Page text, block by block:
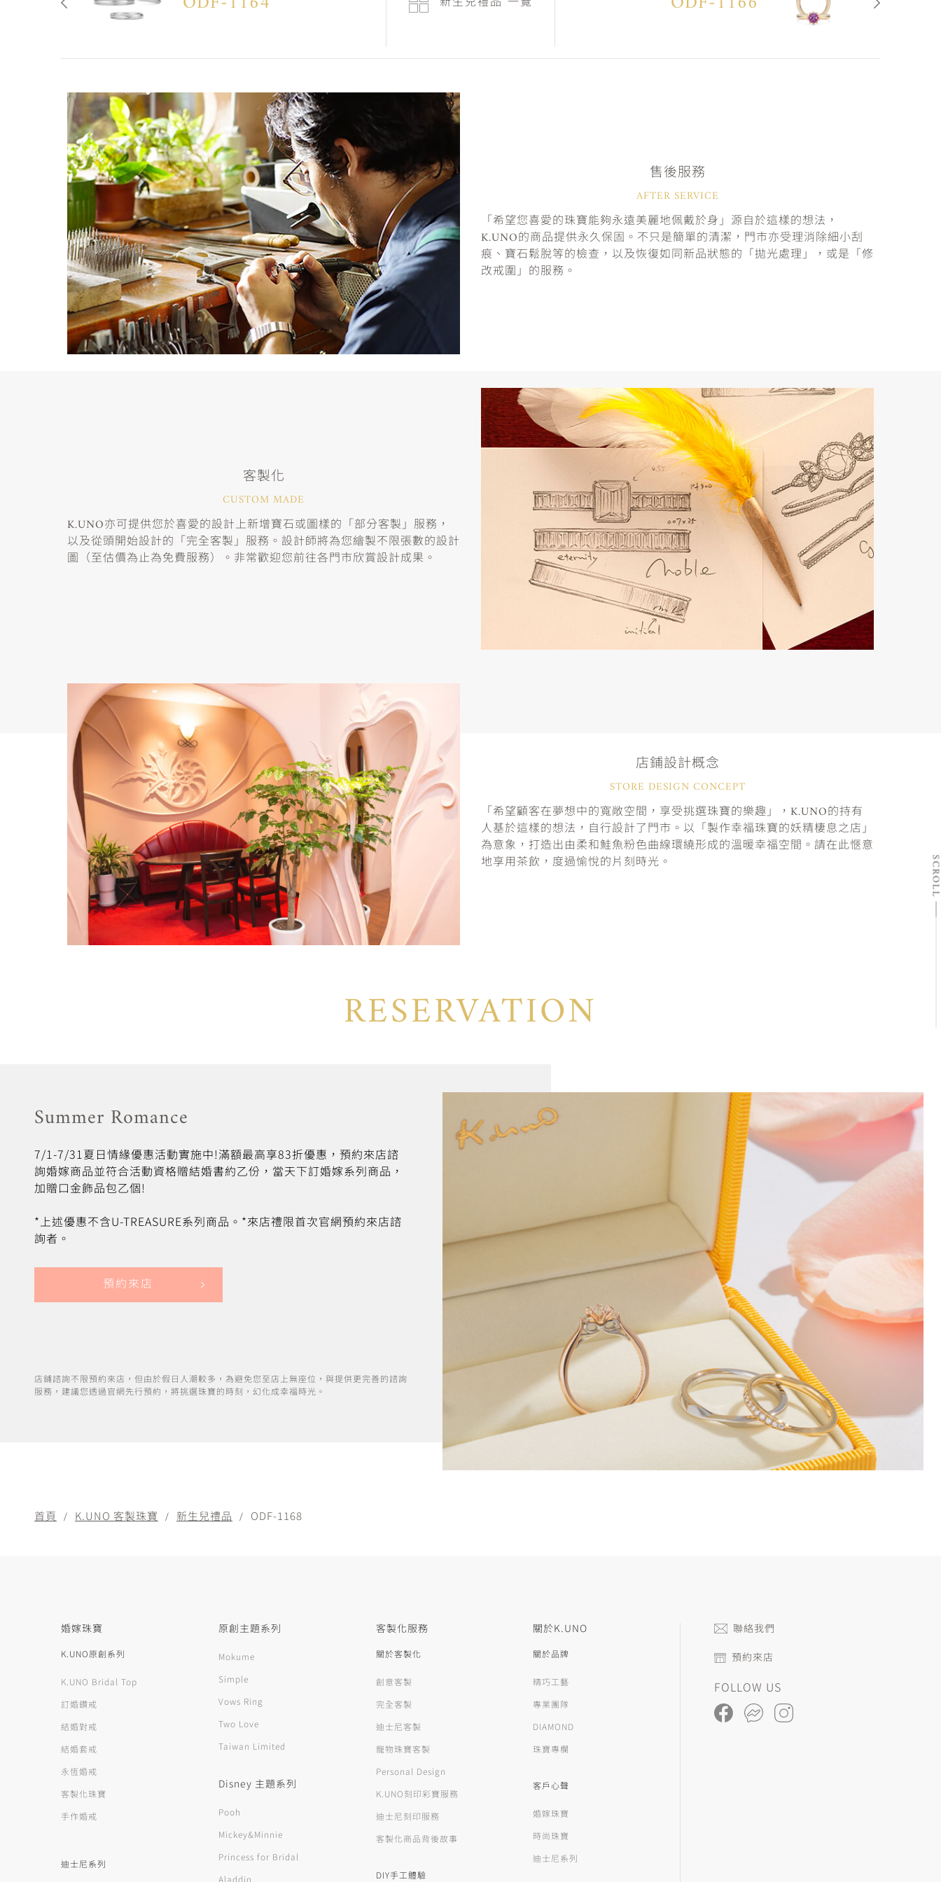
售後服務
AFTER SERVICE
「希望您喜愛的珠寶能夠永遠美麗地佩戴於身」源自於這樣的想法，
K.UNO的商品提供永久保固。不只是簡單的清潔，門市亦受理消除細小刮
痕、寶石鬆脫等的檢查，以及恢復如同新品狀態的「拋光處理」，或是「修
改戒圍」的服務。
客製化
CUSTOM MADE
K.UNO亦可提供您於喜愛的設計上新增寶石或圖樣的「部分客製」服務，
以及從頭開始設計的「完全客製」服務。設計師將為您繪製不限張數的設計
圖（至估價為止為免費服務）。非常歡迎您前往各門市欣賞設計成果。
店鋪設計概念
STORE DESIGN CONCEPT
「希望顧客在夢想中的寬敞空間，享受挑選珠寶的樂趣」，K.UNO的持有
人基於這樣的想法，自行設計了門市。以「製作幸福珠寶的妖精棲息之店」
為意象，打造出由柔和鮭魚粉色曲線環繞形成的溫暖幸福空間。請在此愜意
地享用茶飲，度過愉悅的片刻時光。
RESERVATION
Summer Romance
7/1-7/31夏日情緣優惠活動實施中!滿額最高享83折優惠，預約來店諮
詢婚嫁商品並符合活動資格贈結婚書約乙份，當天下訂婚嫁系列商品，
加贈口金飾品包乙個!
*上述優惠不含U-TREASURE系列商品。*來店禮限首次官網預約來店諮
詢者。
預約來店
店鋪諮詢不限預約來店，但由於假日人潮較多，為避免您至店上無座位，與提供更完善的諮詢
服務，建議您透過官網先行預約，將挑選珠寶的時刻，幻化成幸福時光。
首頁 K.UNO 客製珠寶 新生兒禮品 ODF-1168
婚嫁珠寶
K.UNO原創系列
K.UNO Bridal Top
訂婚鑽戒
結婚對戒
結婚套戒
永恆婚戒
客製化珠寶
手作婚戒
迪士尼系列
原創主題系列
Mokume
Simple
Vows Ring
Two Love
Taiwan Limited
Disney 主題系列
Pooh
Mickey&Minnie
Princess for Bridal
Aladdin
客製化服務
關於客製化
創意客製
完全客製
迪士尼客製
寵物珠寶客製
Personal Design
K.UNO刻印彩寶服務
迪士尼刻印服務
客製化商品背後故事
DIY手工體驗
關於K.UNO
關於品牌
精巧工藝
專業團隊
DIAMOND
珠寶專欄
客戶心聲
婚嫁珠寶
時尚珠寶
迪士尼系列
聯絡我們
預約來店
FOLLOW US